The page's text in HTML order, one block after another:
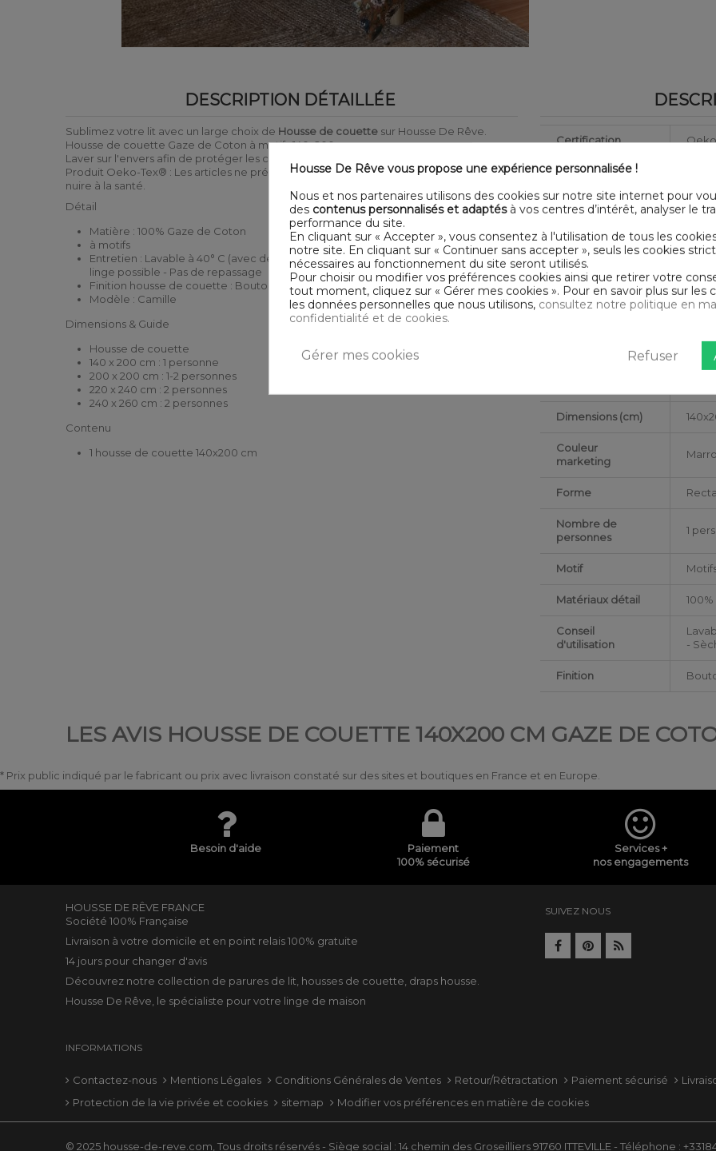
DESCRIPTION DÉTAILLÉE
Sublimez votre lit avec un large choix de Housse de couette sur Housse De Rêve.
Housse de couette Gaze de Coton à motifs 140x200 cm.
Laver sur l'envers afin de protéger les couleurs
Produit Oeko-Tex® : Les articles ne présentent pas de substances nocives pouvant
nuire à la santé.
Détail
Matière : 100% Gaze de Coton
à motifs
Entretien : Lavable à 40° C (avec des couleurs similaires) - Essorage doux - Sèche
linge possible - Pas de repassage
Finition housse de couette : Bouton
Modèle : Camille
Dimensions & Guide
Housse de couette
140 x 200 cm : 1 personne
200 x 200 cm : 1-2 personnes
220 x 240 cm : 2 personnes
240 x 260 cm : 2 personnes
Contenu
1 housse de couette 140x200 cm
Certification
Longueur
Grammage 125g/
Matériaux
Conseils
d'entretien
Type de public
140
Dimensions (cm)
Couleur
marketing
Forme
Nombre de
personnes
1
Motif
Matériaux détail
Conseil
d'utilisation
-
Finition
LES AVIS HOUSSE DE COUETTE 140X200 CM GAZE DE
* Prix public indiqué par le fabricant ou prix avec livraison constaté sur des sites et boutiques en France et en Europe.
Besoin d'aide
Paiement
100% sécurisé
Services +
nos engagements
HOUSSE DE RÊVE FRANCE
Société 100% Française
Livraison à votre domicile et en point relais 100% gratuite
14 jours pour changer d'avis
Découvrez notre collection de parures de lit housses de couette draps housse
Housse De Rêve, le spécialiste pour votre linge de maison
SUIVEZ NOUS
INFORMATIONS
Contactez-nous Mentions Légales Conditions Générales de Ventes Retour/Rétractation Paiement sécurisé
Protection de la vie privée et cookies
sitemap Modifier vos préférences en matière de cookies
© 2025 housse-de-reve.com, Tous droits réservés - Siège social : 14 chemin des Groseilliers 91760 ITTEVILLE - Téléphone :
Housse De Rêve vous propose une expérience personnalisée !
Nous et nos partenaires utilisons des cookies sur notre site internet pour
des contenus personnalisés et adaptésà vos centres d’intérêt, analyser le
performance du site.
En cliquant sur « Accepter », vous consentez à l'utilisation de tous les
notre site. En cliquant sur « Continuer sans accepter », seuls les cookies
nécessaires au fonctionnement du site seront utilisés.
Pour choisir ou modifier vos préférences cookies ainsi que retirer votre
tout moment, cliquez sur « Gérer mes cookies ». Pour en savoir plus sur les
les données personnelles que nous utilisons, consultez notre politique en
confidentialité et de cookies.
Refuser
Gérer mes cookies